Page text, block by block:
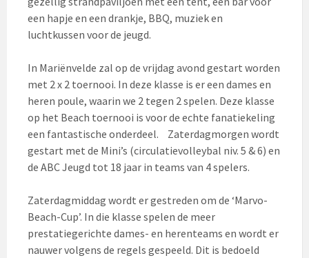
een hapje en een drankje, BBQ, muziek en
luchtkussen voor de jeugd.
In Mariënvelde zal op de vrijdag avond gestart worden
met 2 x 2 toernooi. In deze klasse is er een dames en
heren poule, waarin we 2 tegen 2 spelen. Deze klasse
op het Beach toernooi is voor de echte fanatiekeling
een fantastische onderdeel. Zaterdagmorgen wordt
gestart met de Mini’s (circulatievolleybal niv. 5 & 6) en
de ABC Jeugd tot 18 jaar in teams van 4 spelers.
Zaterdagmiddag wordt er gestreden om de ‘Marvo-
Beach-Cup’. In die klasse spelen de meer
prestatiegerichte dames- en herenteams en wordt er
nauwer volgens de regels gespeeld. Dit is bedoeld